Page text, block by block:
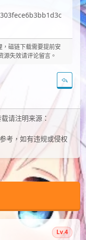
磁链下载需要提前安
失效请评论留言。
请注明来源：
考，如有违规或侵权
Lv.4